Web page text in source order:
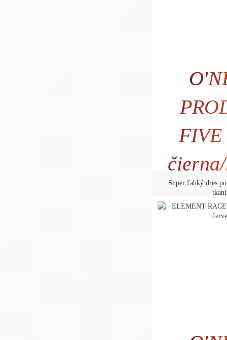
Super ľahký dres